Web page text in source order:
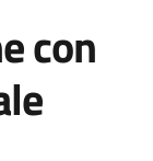
con